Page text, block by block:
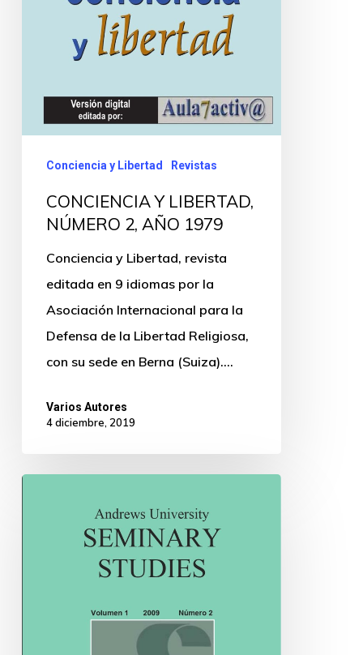
Conciencia y Libertad Revistas
CONCIENCIA Y LIBERTAD,
NÚMERO 2, AÑO 1979
Conciencia y Libertad, revista
editada en 9 idiomas por la
Asociación Internacional para la
Defensa de la Libertad Religiosa,
con su sede en Berna (Suiza).…
Varios Autores
4 diciembre, 2019